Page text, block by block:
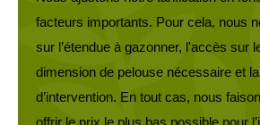
facteurs importants. Pour cela, nous
sur l’étendue à gazonner, l'accès sur
dimension de pelouse nécessaire et
d’intervention. En tout cas, nous